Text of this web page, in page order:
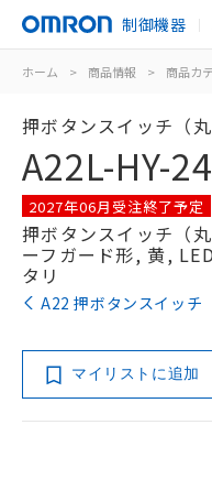
制御機器
ホーム > 商品情報 > 商品カ
押ボタンスイッチ（
A22L-HY-
2027年06月受注終了予定
押ボタンスイッチ（
ーフガード形, 黄,
タリ
A22 押ボタンスイッ
マイリストに追加